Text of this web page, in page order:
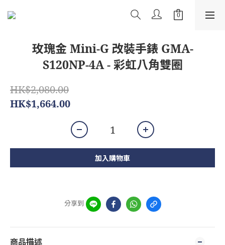
玫瑰金 Mini-G 改裝手錶 GMA-
S120NP-4A - 彩虹八角雙圈
HK$2,080.00
HK$1,664.00
加入購物車
分享到
商品描述